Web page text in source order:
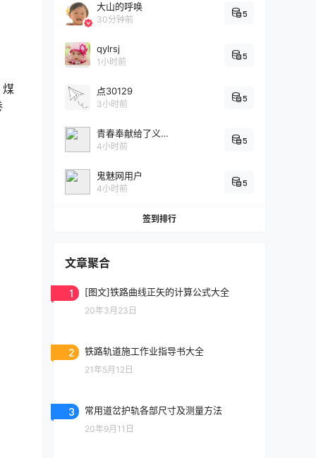
煤
大山的呼唤
30分钟前
5
qylrsj
1小时前
5
点30129
3小时前
5
青春奉献给了义务教育
4小时前
5
鬼魅网用户
4小时前
5
签到排行
文章聚合
1 [图文]铁路曲线正矢的计算公式大全
20年3月23日
2 铁路轨道施工作业指导书大全
21年5月12日
3 常用道岔护轨各部尺寸及测量方法
20年9月11日